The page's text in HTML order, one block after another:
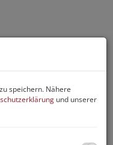
2
speichern. Nähere
und unserer